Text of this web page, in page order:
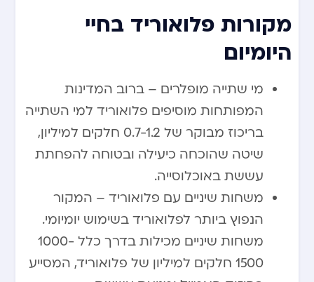
מקורות פלואוריד בחיי
היומיום
מי שתייה מופלרים – ברוב המדינות
המפותחות מוסיפים פלואוריד למי השתייה
בריכוז מבוקר של 0.7-1.2 חלקים למיליון,
שיטה שהוכחה כיעילה ובטוחה להפחתת
עששת באוכלוסייה.
משחות שיניים עם פלואוריד – המקור
הנפוץ ביותר לפלואוריד בשימוש יומיומי.
משחות שיניים מכילות בדרך כלל 1000-
1500 חלקים למיליון של פלואוריד, המסייע